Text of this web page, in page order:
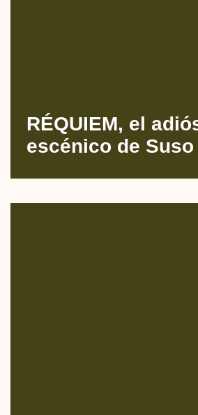
RÉQUIEM, el
escénico de